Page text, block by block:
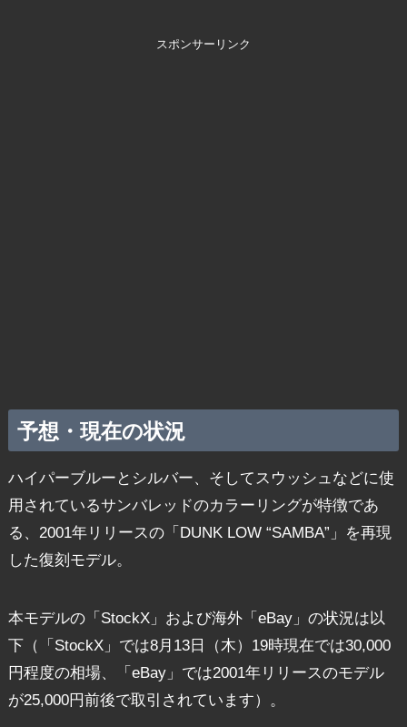
スポンサーリンク
予想・現在の状況
ハイパーブルーとシルバー、そしてスウッシュなどに使
用されているサンバレッドのカラーリングが特徴であ
る、2001年リリースの「DUNK LOW “SAMBA”」を再現
した復刻モデル。
本モデルの「StockX」および海外「eBay」の状況は以
下（「StockX」では8月13日（木）19時現在では30,000
円程度の相場、「eBay」では2001年リリースのモデル
が25,000円前後で取引されています）。